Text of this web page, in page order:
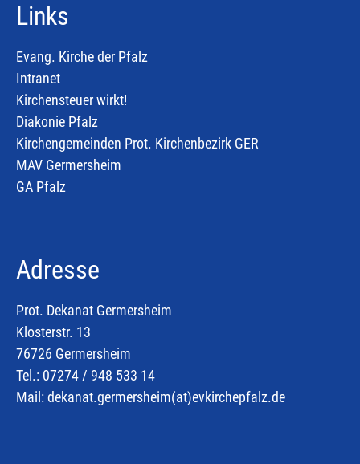
Links
Evang. Kirche der Pfalz
Intranet
Kirchensteuer wirkt!
Diakonie Pfalz
Kirchengemeinden Prot. Kirchenbezirk GER
MAV Germersheim
GA Pfalz
Adresse
Prot. Dekanat Germersheim
Klosterstr. 13
76726 Germersheim
Tel.: 07274 / 948 533 14
Mail:dekanat.germersheim(at)evkirchepfalz.de